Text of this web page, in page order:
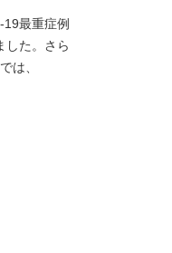
最重症例
した。さら
は、